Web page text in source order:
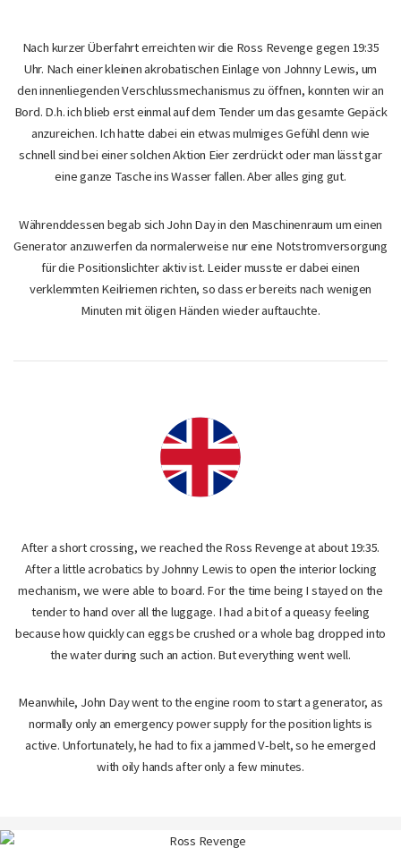
Nach kurzer Überfahrt erreichten wir die Ross Revenge gegen 19:35
Uhr. Nach einer kleinen akrobatischen Einlage von Johnny Lewis, um
den innenliegenden Verschlussmechanismus zu öffnen, konnten wir an
Bord. D.h. ich blieb erst einmal auf dem Tender um das gesamte Gepäck
anzureichen. Ich hatte dabei ein etwas mulmiges Gefühl denn wie
schnell sind bei einer solchen Aktion Eier zerdrückt oder man lässt gar
eine ganze Tasche ins Wasser fallen. Aber alles ging gut.
Währenddessen begab sich John Day in den Maschinenraum um einen
Generator anzuwerfen da normalerweise nur eine Notstromversorgung
für die Positionslichter aktiv ist. Leider musste er dabei einen
verklemmten Keilriemen richten, so dass er bereits nach wenigen
Minuten mit öligen Händen wieder auftauchte.
After a short crossing, we reached the Ross Revenge at about 19:35.
After a little acrobatics by Johnny Lewis to open the interior locking
mechanism, we were able to board. For the time being I stayed on the
tender to hand over all the luggage. I had a bit of a queasy feeling
because how quickly can eggs be crushed or a whole bag dropped into
the water during such an action. But everything went well.
Meanwhile, John Day went to the engine room to start a generator, as
normally only an emergency power supply for the position lights is
active. Unfortunately, he had to fix a jammed V-belt, so he emerged
with oily hands after only a few minutes.